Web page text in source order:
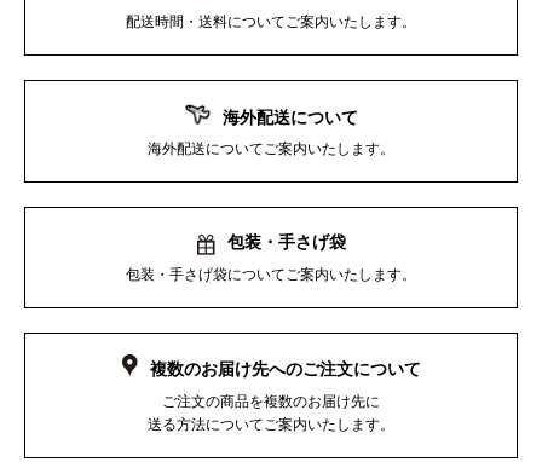
配送時間・送料についてご案内いたします。
海外配送について
海外配送についてご案内いたします。
包装・手さげ袋
包装・手さげ袋についてご案内いたします。
複数のお届け先へのご注文について
ご注文の商品を複数のお届け先に
送る方法についてご案内いたします。